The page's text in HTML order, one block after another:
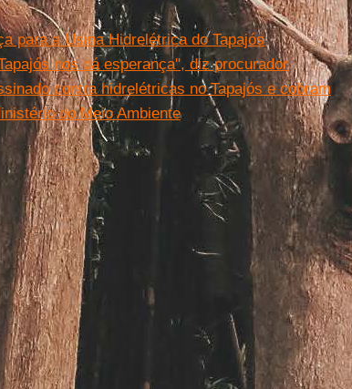
para a Usina Hidrelétrica do Tapajós
nos dá esperança", diz procurador
contra hidrelétricas no Tapajós e cobram
do Meio Ambiente